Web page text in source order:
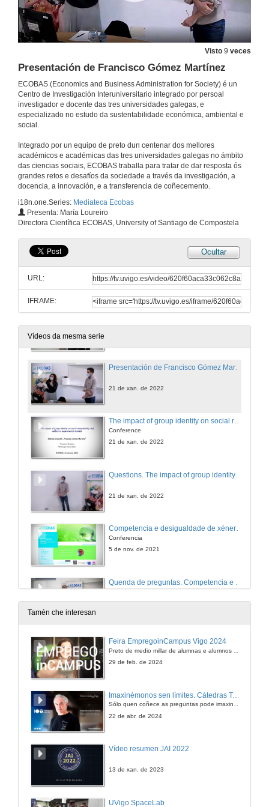
Visto 9 veces
Presentación de Francisco Gómez Martínez
ECOBAS (Economics and Business Administration for Society) é un
Centro de Investigación Interuniversitario integrado por persoal
investigador e docente das tres universidades galegas, e
especializado no estudo da sustentabilidade económica, ambiental e
social.
Integrado por un equipo de preto dun centenar dos mellores
académicos e académicas das tres universidades galegas no ámbito
das ciencias sociais, ECOBAS traballa para tratar de dar resposta ós
grandes retos e desafíos da sociedade a través da investigación, a
docencia, a innovación, e a transferencia de coñecemento.
i18n.one.Series: Mediateca Ecobas
Presenta: María Loureiro
Directora Científica ECOBAS, University of Santiago de Compostela
Ocultar
URL:
IFRAME:
Vídeos da mesma serie
Mesa redonda: Proxectos e desafíos das finanzas sostibles nun contexto de crisis. Quenda de cuestións e debate
6 de out. de 2022
5 de xul. de 2022
Researching violent contexts: A call for political reflexivity
21 de xuño de 2022
21 de xuño de 2022
The impact of climate transition risks on financial stability. A systemic risk approach
Conference
11 de mar. de 2022
questions. The impact of climate transition risks on financial stability. A systemic risk approach
21 de xan. de 2022
The impact of group identity on social responsibility and welfare in experimental markets
Conference
21 de xan. de 2022
21 de xan. de 2022
Competencia e desigualdade de xénero: unha análise integral de efectos e mecanismos
Conferencia
5 de nov. de 2021
5 de nov. de 2021
Mediateca Ecobas (Economics and Business Administration for Society)
Tamén che interesan
Feira EmpregoinCampus Vigo 2024
29 de feb. de 2024
Imaxinémonos sen límites. Cátedras Telefónica
Sólo quen coñece as preguntas pode imaxinar novas respostas
22 de abr. de 2024
Vídeo resumen JAI 2022
13 de xan. de 2023
UVigo SpaceLab